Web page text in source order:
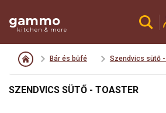
gammo
kitchen & more
Bár és büfé Szendvics sütő
SZENDVICS SÜTŐ - TOASTER